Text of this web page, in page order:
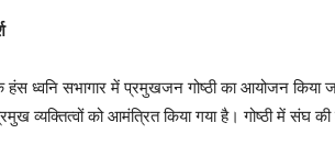
ध्वनि सभागार में प्रमुखजन गोष्ठी का आयोजन किया
व्यक्तित्वों को आमंत्रित किया गया है। गोष्ठी में संघ